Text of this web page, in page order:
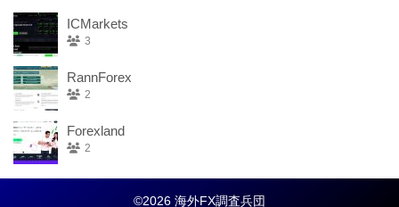
ICMarkets
3
RannForex
2
Forexland
2
©2026 海外FX調査兵団